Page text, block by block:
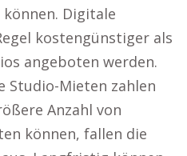
Digitale
kostengünstiger als
angeboten werden.
Studio-Mieten zahlen
Anzahl von
können, fallen die